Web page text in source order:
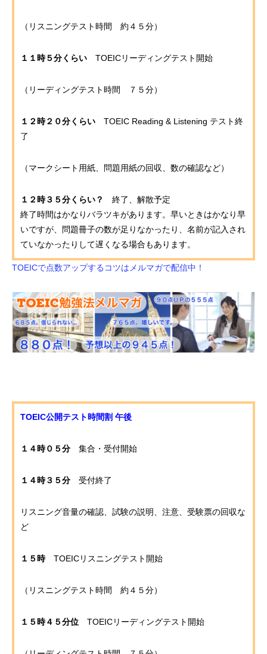
（リスニングテスト時間 約４５分）
１１時５分くらい TOEICリーディングテスト開始
（リーディングテスト時間 ７５分）
１２時２０分くらい TOEIC Reading & Listening テスト終
了
（マークシート用紙、問題用紙の回収、数の確認など）
１２時３５分くらい？ 終了、解散予定
終了時間はかなりバラツキがあります。早いときはかなり早
いですが、問題冊子の数が足りなかったり、名前が記入され
ていなかったりして遅くなる場合もあります。
TOEICで点数アップするコツはメルマガで配信中！
TOEIC公開テスト時間割 午後
１４時０５分 集合・受付開始
１４時３５分 受付終了
リスニング音量の確認、試験の説明、注意、受験票の回収な
ど
１５時 TOEICリスニングテスト開始
（リスニングテスト時間 約４５分）
１５時４５分位 TOEICリーディングテスト開始